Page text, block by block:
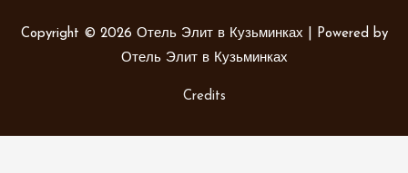
Copyright © 2026 Отель Элит в Кузьминках | Powered by
Отель Элит в Кузьминках
Credits